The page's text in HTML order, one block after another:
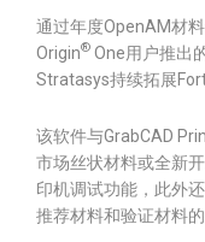
通过年度OpenAM材
Origin® One用户推出
Stratasys持续拓展
该软件与GrabCAD
市场丝状材料或全新
印机调试功能，此外
推荐材料和验证材料的